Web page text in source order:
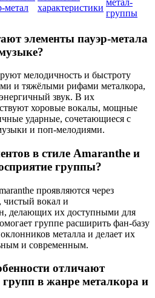
метал
характеристики
группы
элементы пауэр-метала
мелодичность и быстроту
и тяжёлыми рифами металкора,
звук. В их
хоровые вокалы, мощные
ударные, сочетающиеся с
и поп-мелодиями.
в стиле Amaranthe и
группы?
проявляются через
вокал и
делающих их доступными для
группе расширить фан-базу
металла и делает их
и современным.
отличают
в жанре металкора и